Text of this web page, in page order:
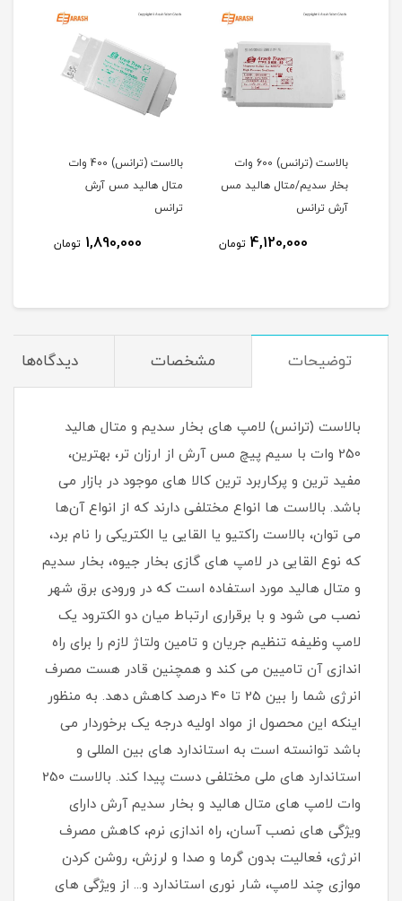
بالاست (ترانس) 600 وات
بخار سدیم/متال هالید مس
آرش ترانس
4,120,000 تومان
بالاست (ترانس) 400 وات
متال هالید مس آرش
ترانس
1,890,000 تومان
توضیحات مشخصات دیدگاه‌ها
بالاست (ترانس) لامپ های بخار سدیم و متال هالید
250 وات با سیم پیچ مس آرش از ارزان تر، بهترین،
مفید ترین و پرکاربرد ترین کالا های موجود در بازار می
باشد. بالاست ها انواع مختلفی دارند که از انواع آن‌ها
می توان، بالاست راکتیو یا القایی یا الکتریکی را نام برد،
که نوع القایی در لامپ های گازی بخار جیوه، بخار سدیم
و متال هالید مورد استفاده است که در ورودی برق شهر
نصب می شود و با برقراری ارتباط میان دو الکترود یک
لامپ وظیفه تنظیم جریان و تامین ولتاژ لازم را برای راه
اندازی آن تامیین می کند و همچنین قادر هست مصرف
انرژی شما را بین 25 تا 40 درصد کاهش دهد. به منظور
اینکه این محصول از مواد اولیه درجه یک برخوردار می
باشد توانسته است به استاندارد های بین المللی و
استاندارد های ملی مختلفی دست پیدا کند. بالاست 250
وات لامپ های متال هالید و بخار سدیم آرش دارای
ویژگی های نصب آسان، راه اندازی نرم، کاهش مصرف
انرژی، فعالیت بدون گرما و صدا و لرزش، روشن کردن
موازی چند لامپ، شار نوری استاندارد و... از ویژگی های